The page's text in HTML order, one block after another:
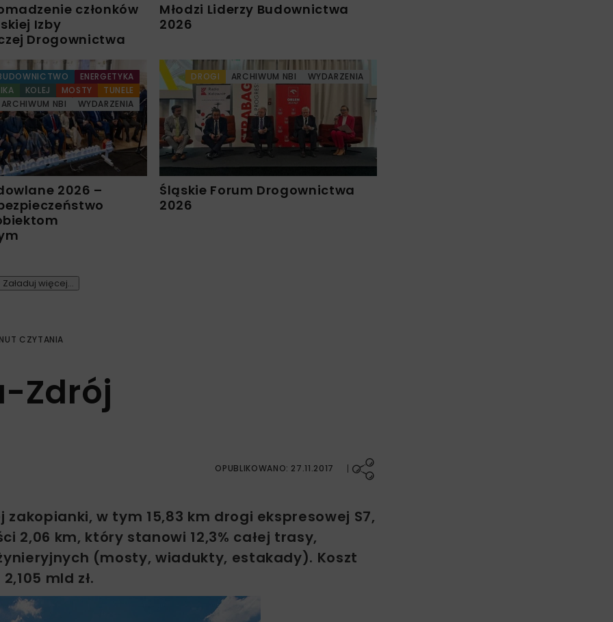
członków
Izby
Drogownictwa
Młodzi Liderzy Budownictwa
2026
ENERGETYKA
KOLEJ MOSTY
TUNELE
ARCHIWUM NBI
WYDARZENIA
2026 –
DROGI ARCHIWUM NBI WYDARZENIA
Śląskie Forum Drogownictwa
2026
Załaduj więcej...
CZYTANIA
Zdrój
OPUBLIKOWANO: 27.11.2017
w tym 15,83 km drogi ekspresowej S7,
2,06 km, który stanowi 12,3% całej trasy,
(mosty, wiadukty, estakady). Koszt
mld zł.